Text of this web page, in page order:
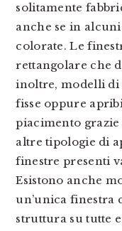
solitamente
anche se in alcuni
colorate. Le
rettangolare che
inoltre, modelli di
fisse oppure
piacimento
altre tipologie di
finestre presenti
Esistono anche
un’unica finestra
struttura su tutte